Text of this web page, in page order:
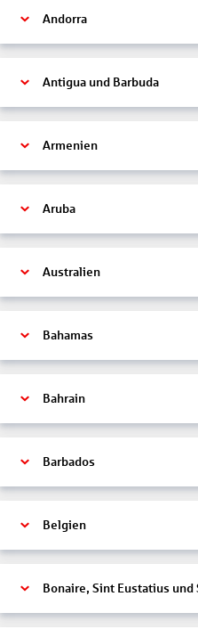
Andorra
Antigua und Barbuda
Armenien
Aruba
Australien
Bahamas
Bahrain
Barbados
Belgien